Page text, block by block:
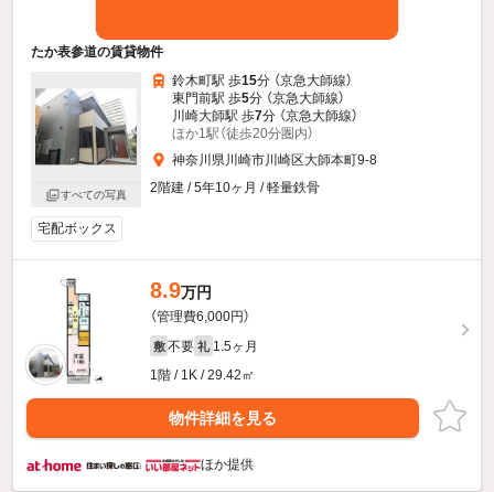
たか表参道の賃貸物件
すべての写真
鈴木町駅 歩15分 （京急大師線）
東門前駅 歩5分 （京急大師線）
川崎大師駅 歩7分 （京急大師線）
ほか1駅（徒歩20分圏内）
神奈川県川崎市川崎区大師本町9-8
2階建 / 5年10ヶ月 / 軽量鉄骨
宅配ボックス
8.9万円
（管理費6,000円）
敷 不要 礼 1.5ヶ月
1階 / 1K / 29.42㎡
物件詳細を見る
ほか提供